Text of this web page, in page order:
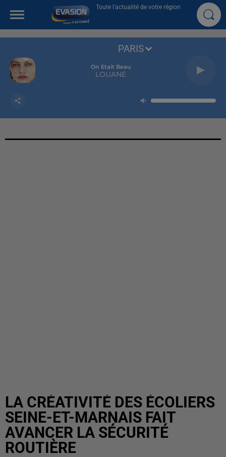
Toute l'actualité de votre région
On Etait Beau
LOUANE
PARIS
LA CRÉATIVITÉ DES ÉCOLIERS
SEINE-ET-MARNAIS FAIT
AVANCER LA SÉCURITÉ
ROUTIÈRE